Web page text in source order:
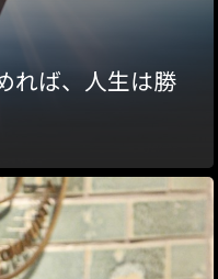
れば、人生は勝
祭
Archives
Archives リスト表示